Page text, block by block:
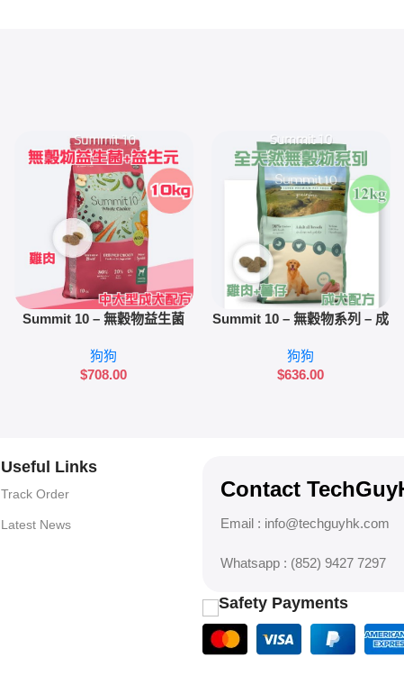
加入購物車
Summit 10 – 無穀物益生菌
肉) 10kg
狗狗
$708.00
加入購物車
Summit 10 – 無穀物系列 – 成
狗狗
$636.00
Useful Links
Track Order
Latest News
Contact
Email : info@techguyhk.com
Whatsapp : (852) 9427 7297
Safety Payments